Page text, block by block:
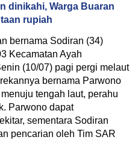
dinikahi, Warga Buaran
rupiah
bernama Sodiran (34)
Kecamatan Ayah
(10/07) pagi pergi melaut
bernama Parwono
tengah laut, perahu
Parwono dapat
sementara Sodiran
pencarian oleh Tim SAR